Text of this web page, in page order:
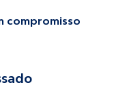
compromisso